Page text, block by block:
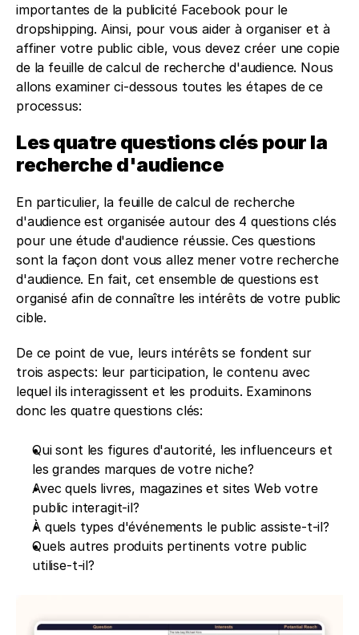
importantes de la publicité Facebook pour le
dropshipping. Ainsi, pour vous aider à organiser et à
affiner votre public cible, vous devez créer une copie
de la feuille de calcul de recherche d'audience. Nous
allons examiner ci-dessous toutes les étapes de ce
processus:
Les quatre questions clés pour la
recherche d'audience
En particulier, la feuille de calcul de recherche
d'audience est organisée autour des 4 questions clés
pour une étude d'audience réussie. Ces questions
sont la façon dont vous allez mener votre recherche
d'audience. En fait, cet ensemble de questions est
organisé afin de connaître les intérêts de votre public
cible.
De ce point de vue, leurs intérêts se fondent sur
trois aspects: leur participation, le contenu avec
lequel ils interagissent et les produits. Examinons
donc les quatre questions clés:
Qui sont les figures d'autorité, les influenceurs et
les grandes marques de votre niche?
Avec quels livres, magazines et sites Web votre
public interagit-il?
À quels types d'événements le public assiste-t-il?
Quels autres produits pertinents votre public
utilise-t-il?